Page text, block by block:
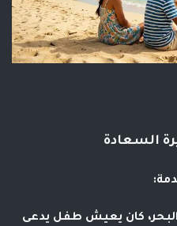
السعادة
كان يعيش طفل يدعى